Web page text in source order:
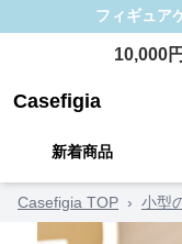
フィギュア
10,000
Casefigia
新着商品
Casefigia TOP › 小型